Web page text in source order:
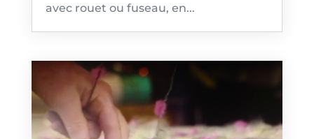
avec rouet ou fuseau, en...